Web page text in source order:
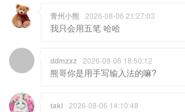
青州小熊 2026-08-06 21:27:03
我只会用五笔 哈哈
ddmzxz 2026-08-06 18:50:12
熊哥你是用手写输入法的嘛?
taki 2026-08-06 14:10:48